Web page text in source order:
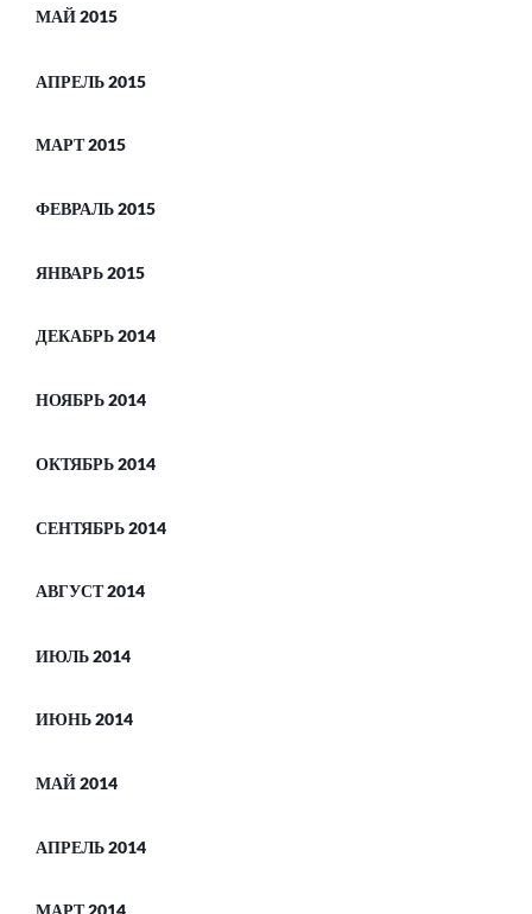
МАЙ 2015
АПРЕЛЬ 2015
МАРТ 2015
ФЕВРАЛЬ 2015
ЯНВАРЬ 2015
ДЕКАБРЬ 2014
НОЯБРЬ 2014
ОКТЯБРЬ 2014
СЕНТЯБРЬ 2014
АВГУСТ 2014
ИЮЛЬ 2014
ИЮНЬ 2014
МАЙ 2014
АПРЕЛЬ 2014